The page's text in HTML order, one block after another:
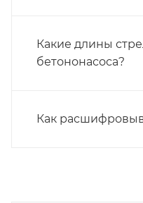
Какие длины
бетононасоса?
Как